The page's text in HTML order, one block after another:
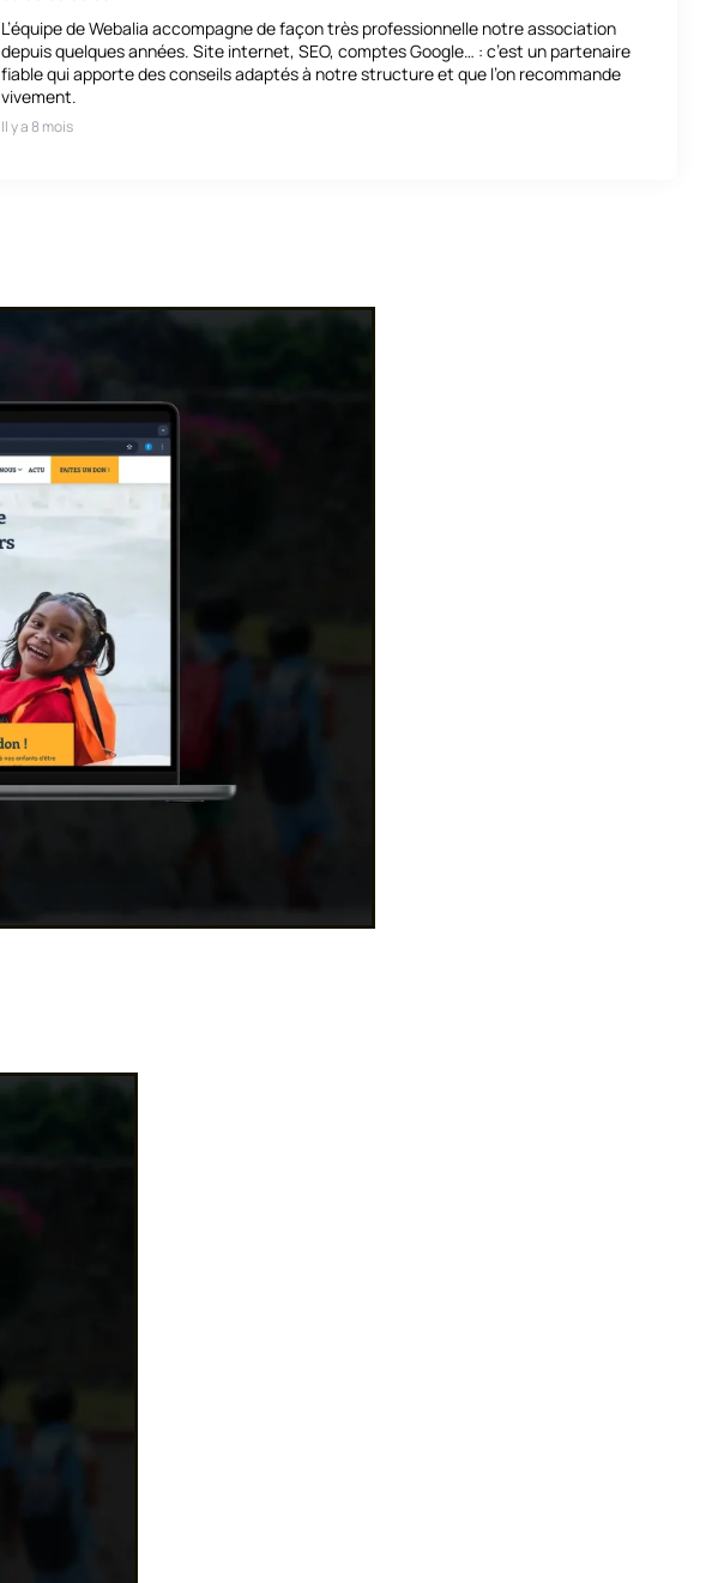
L’équipe de Webalia accompagne de façon très professionnelle notre association
depuis quelques années. Site internet, SEO, comptes Google… : c’est un partenaire
fiable qui apporte des conseils adaptés à notre structure et que l’on recommande
vivement.
Il y a 8 mois